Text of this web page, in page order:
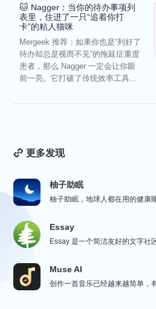
🐱 Nagger：当你的待办事项列
表里，住进了一只“追着你打
卡”的粘人猫咪
Mergeek 推荐：如果你也是“列好了
待办却总是视而不见”的拖延症重度
患者，那么 Nagger 一定会让你眼
前一亮。它打破了传统效率工具冰
更多发现
柚子助眠
Essay
Muse AI